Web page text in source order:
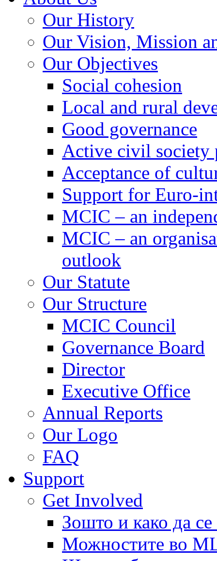
Our History
Our Vision, Mission
Our Objectives
Social cohesion
Local and rural
Good governance
Active civil society
Acceptance of
Support for Euro-
MCIC – an
MCIC – an
outlook
Our Statute
Our Structure
MCIC Council
Governance Board
Director
Executive Office
Annual Reports
Our Logo
FAQ
Support
Get Involved
Зошто и како да
Можностите во